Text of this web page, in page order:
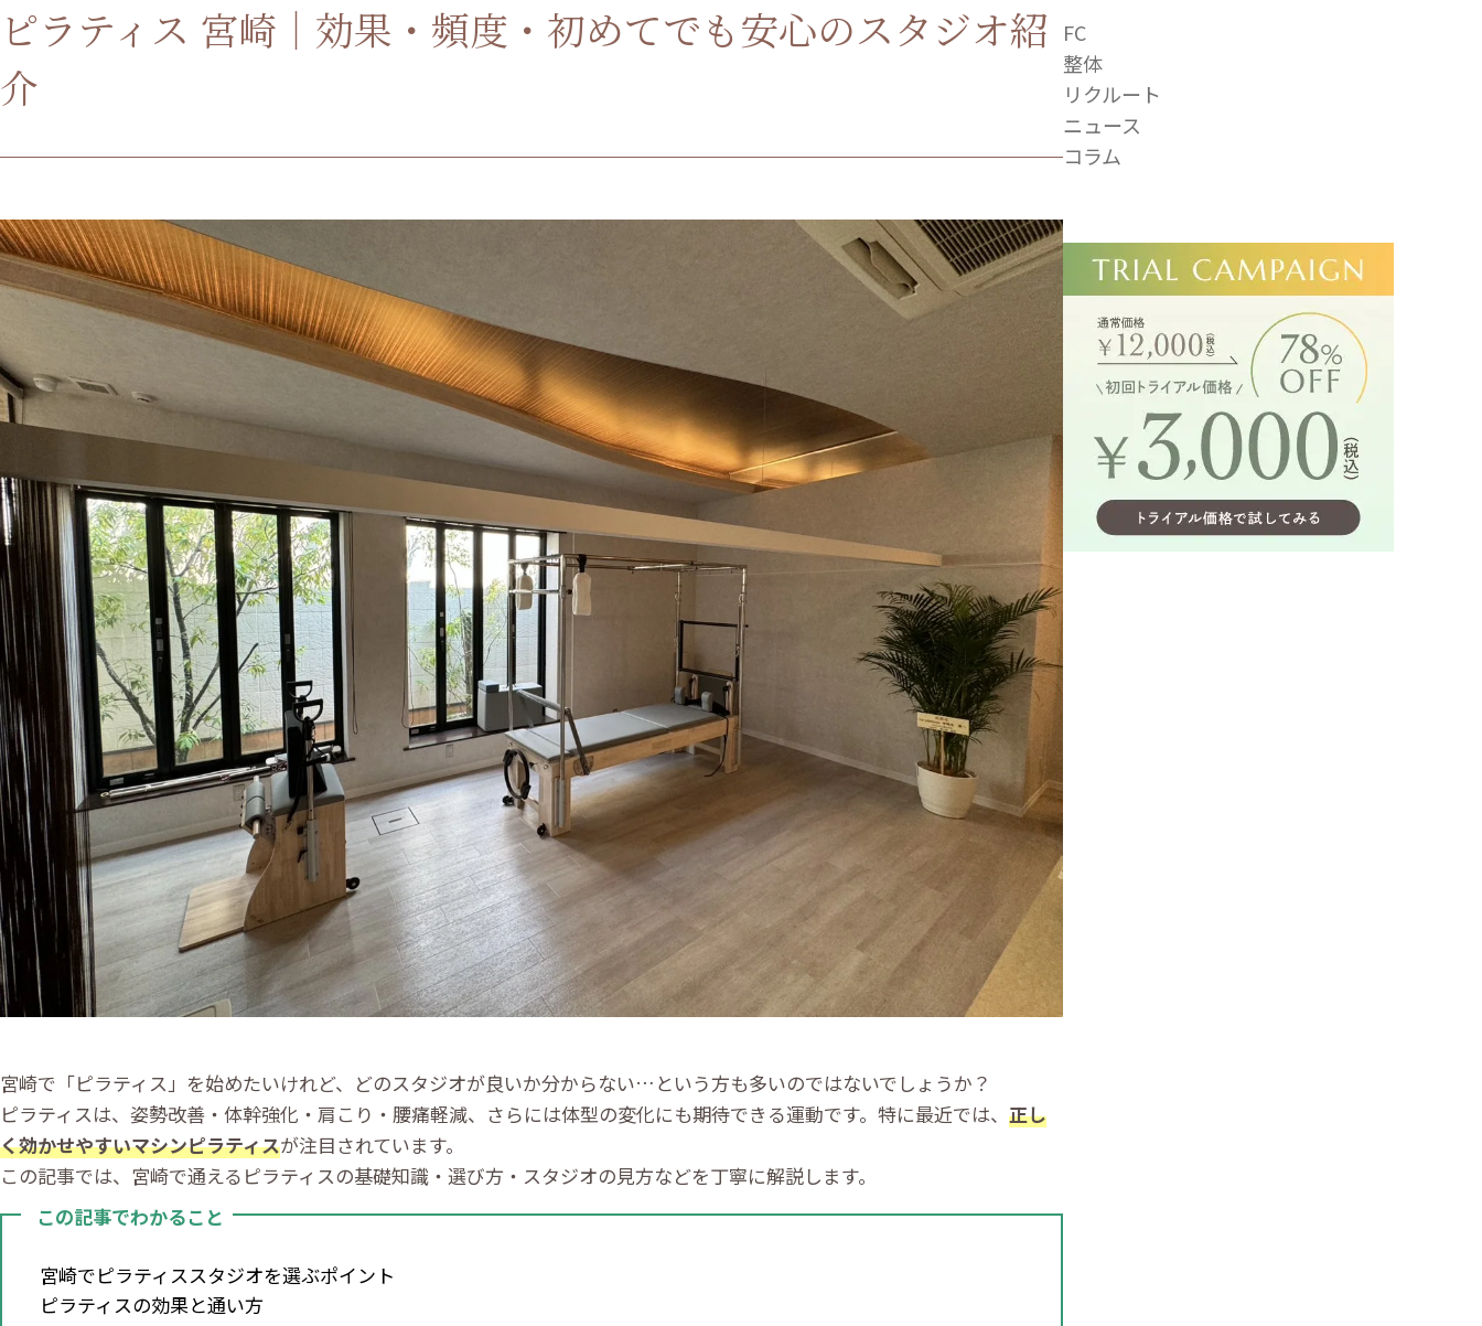
ピラティス 宮崎｜効果・頻度・初めてでも安心のスタジオ紹
介
宮崎で「ピラティス」を始めたいけれど、どのスタジオが良いか分からない…という方も多いのではないでしょうか？
ピラティスは、姿勢改善・体幹強化・肩こり・腰痛軽減、さらには体型の変化にも期待できる運動です。特に最近では、 正し
く効かせやすいマシンピラティスが注目されています。
この記事では、宮崎で通えるピラティスの基礎知識・選び方・スタジオの見方などを丁寧に解説します。
この記事でわかること
宮崎でピラティススタジオを選ぶポイント
ピラティスの効果と通い方
FC
整体
リクルート
ニュース
コラム